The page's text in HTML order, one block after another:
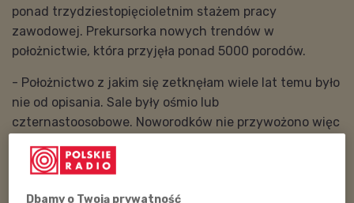
ponad trzydziestopięcioletnim stażem pracy
zawodowej. Prekursorka nowych trendów w
położnictwie, która przyjęła ponad 5000 porodów.
- Położnictwo z jakim się zetknęłam wiele lat temu było
nie od opisania. Sale były ośmio lub
czternastoosobowe. Noworodków nie przywożono więc
noworodkowy, aby to zrobić. Tam ubierano je w fartuch
Dbamy o Twoją prywatność